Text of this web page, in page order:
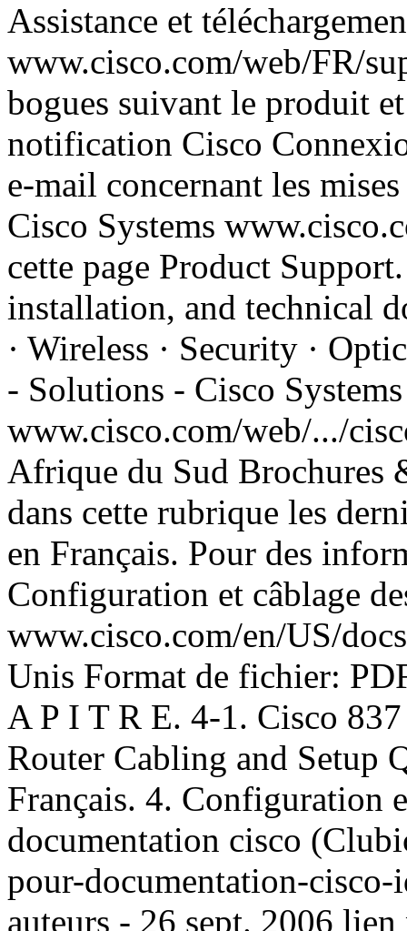
Assistance et
www.cisco.com/web/FR/
bogues suivant le produit
notification Cisco
e-mail concernant les
Cisco Systems
cette page Product
installation, and technical
· Wireless · Security ·
- Solutions - Cisco Systems
www.cisco.com/web/.../
Afrique du Sud Brochures
dans cette rubrique les
en Français. Pour des
Configuration et câblage
www.cisco.com/en/US/
Unis Format de fichier:
A P I T R E. 4-1. Cisco
Router Cabling and Setup
Français. 4. Configuration
documentation cisco
pour-documentation-cisco-
auteurs - 26 sept. 2006